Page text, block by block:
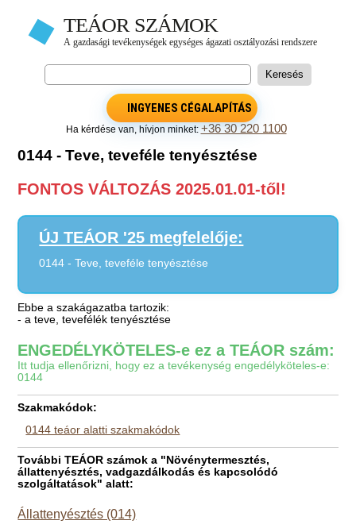
INGYENES CÉGALAPÍTÁS
Ha kérdése van, hívjon minket: +36 30 220 1100
0144 - Teve, teveféle tenyésztése
FONTOS VÁLTOZÁS 2025.01.01-től!
ÚJ TEÁOR '25 megfelelője:
0144 - Teve, teveféle tenyésztése
Ebbe a szakágazatba tartozik:
- a teve, tevefélék tenyésztése
ENGEDÉLYKÖTELES-e ez a TEÁOR szám:
Itt tudja ellenőrizni, hogy ez a tevékenység engedélyköteles-e:
0144
Szakmakódok:
0144 teáor alatti szakmakódok
További TEÁOR számok a "Növénytermesztés,
állattenyésztés, vadgazdálkodás és kapcsolódó
szolgáltatások" alatt:
Állattenyésztés (014)